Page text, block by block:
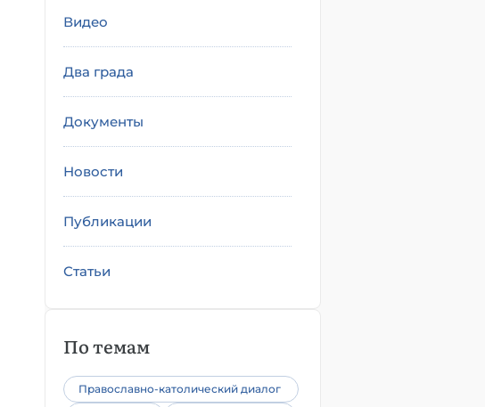
Видео
Два града
Документы
Новости
Публикации
Статьи
По темам
Православно-католический диалог